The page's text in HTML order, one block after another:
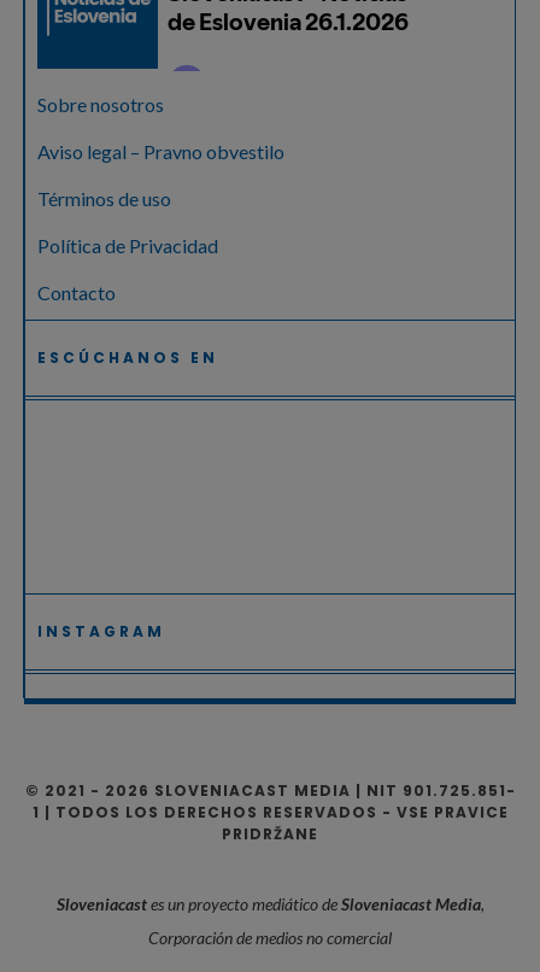
Sobre nosotros
Aviso legal – Pravno obvestilo
Términos de uso
Política de Privacidad
Contacto
ESCÚCHANOS EN
INSTAGRAM
© 2021 - 2026 SLOVENIACAST MEDIA | NIT 901.725.851-
1 | TODOS LOS DERECHOS RESERVADOS - VSE PRAVICE
PRIDRŽANE
Sloveniacastes un proyecto mediático deSloveniacast Media,
Corporación de medios no comercial